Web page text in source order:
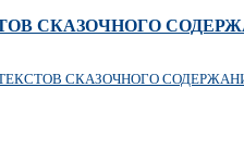
СКАЗОЧНОГО
СКАЗОЧНОГО